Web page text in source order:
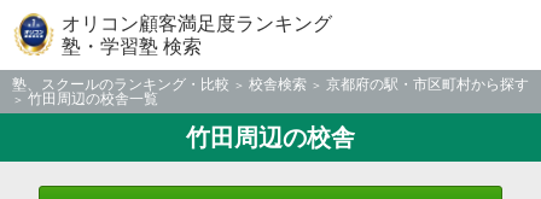
オリコン顧客満足度ランキング
塾・学習塾 検索
塾、スクールのランキング・比較 校舎検索
京都府の駅・市区町村から探す
竹田周辺の校舎一覧
竹田周辺の校舎